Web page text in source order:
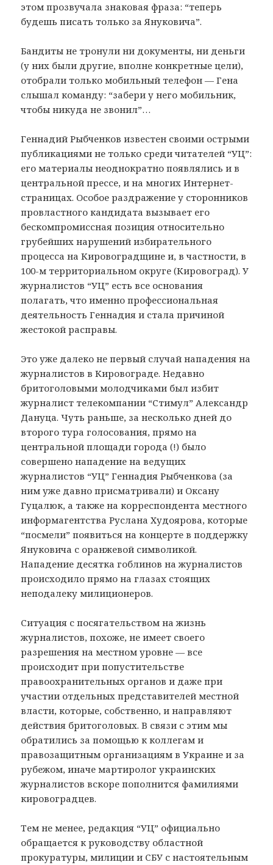
этом прозвучала знаковая фраза: “теперь
будешь писать только за Януковича”.
Бандиты не тронули ни документы, ни деньги
(у них были другие, вполне конкретные цели),
отобрали только мобильный телефон — Гена
слышал команду: “забери у него мобильник,
чтобы никуда не звонил”…
Геннадий Рыбченков известен своими острыми
публикациями не только среди читателей “УЦ”:
его материалы неоднократно появлялись и в
центральной прессе, и на многих Интернет-
страницах. Особое раздражение у сторонников
провластного кандидата вызывает его
бескомпромиссная позиция относительно
грубейших нарушений избирательного
процесса на Кировоградщине и, в частности, в
100-м территориальном округе (Кировоград). У
журналистов “УЦ” есть все основания
полагать, что именно профессиональная
деятельность Геннадия и стала причиной
жестокой расправы.
Это уже далеко не первый случай нападения на
журналистов в Кировограде. Недавно
бритоголовыми молодчиками был избит
журналист телекомпании “Стимул” Александр
Дануца. Чуть раньше, за несколько дней до
второго тура голосования, прямо на
центральной площади города (!) было
совершено нападение на ведущих
журналистов “УЦ” Геннадия Рыбченкова (за
ним уже давно присматривали) и Оксану
Гуцалюк, а также на корреспондента местного
информагентства Руслана Худоярова, которые
“посмели” появиться на концерте в поддержку
Януковича с оранжевой символикой.
Нападение десятка гоблинов на журналистов
происходило прямо на глазах стоящих
неподалеку милиционеров.
Ситуация с посягательством на жизнь
журналистов, похоже, не имеет своего
разрешения на местном уровне — все
происходит при попустительстве
правоохранительных органов и даже при
участии отдельных представителей местной
власти, которые, собственно, и направляют
действия бритоголовых. В связи с этим мы
обратились за помощью к коллегам и
правозащитным организациям в Украине и за
рубежом, иначе мартиролог украинских
журналистов вскоре пополнится фамилиями
кировоградцев.
Тем не менее, редакция “УЦ” официально
обращается к руководству областной
прокуратуры, милиции и СБУ с настоятельным